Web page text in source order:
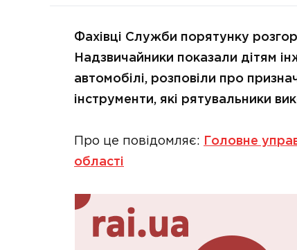
Фахівці Служби порятунку
Надзвичайники показали дітям
автомобілі, розповіли про
інструменти, які рятувальники
Про це повідомляє:
Головне
області